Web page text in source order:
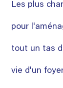
Les plus
pour
tout un tas
vie d'un